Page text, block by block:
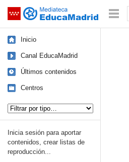
Saltar navegación
Inicio
Canal EducaMadrid
Últimos contenidos
Centros
Inicia sesión para aportar
contenidos, crear listas de
reproducción...